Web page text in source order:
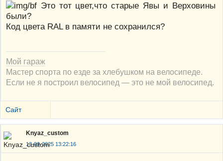
Это тот цвет,что старые Явы и Верховины
были?
Код цвета RAL в памяти не сохранился?
Мой гараж
Мастер спорта по езде за хлебушком на велосипеде.
Если не я построил велосипед — это не мой велосипед.
Сайт
Knyaz_custom
13-09-2025 13:22:16